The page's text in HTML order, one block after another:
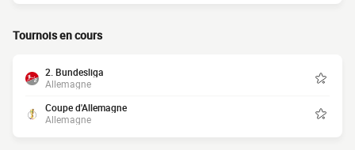
Tournois en cours
2. Bundesliga
Allemagne
Coupe d'Allemagne
Allemagne